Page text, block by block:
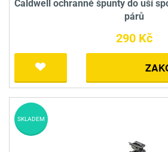
Caldwell ochranné špunty do uší
párů
290 Kč
SKLADEM